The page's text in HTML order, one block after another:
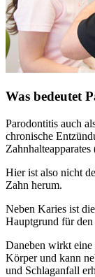
Was bedeutet
Parodontitis auch
chronische
Hier ist also nicht
Zahn herum.
Neben Karies ist die
Hauptgrund für
Daneben wirkt eine
Körper und kann
und Schlaganfall